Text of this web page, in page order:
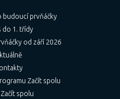
budoucí prvňáčky
do 1. třídy
od září 2026
Začít spolu
spolu